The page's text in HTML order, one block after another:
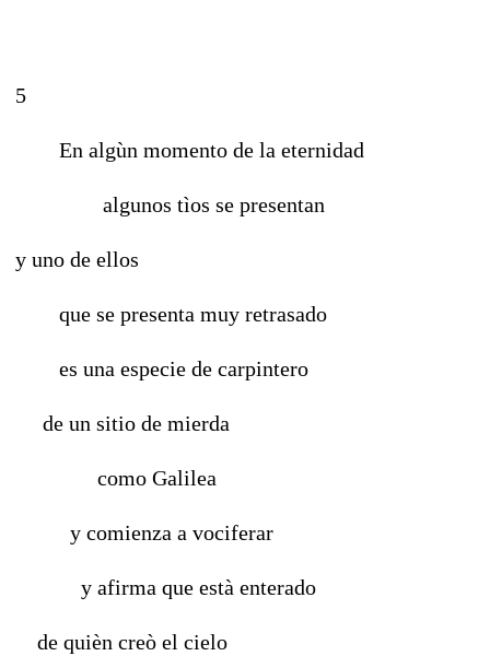
5
En algùn momento de la eternidad
algunos tìos se presentan
y uno de ellos
que se presenta muy retrasado
es una especie de carpintero
de un sitio de mierda
como Galilea
y comienza a vociferar
y afirma que està enterado
de quièn creò el cielo